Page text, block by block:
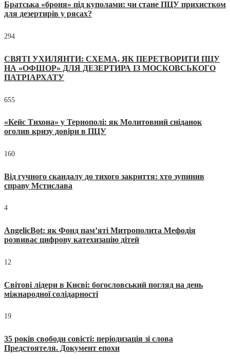
Братська «броня» під куполами: чи стане ПЦУ прихистком
для дезертирів у рясах?
294
СВЯТІ УХИЛЯНТИ: СХЕМА, ЯК ПЕРЕТВОРИТИ ПЦУ
НА «ОФШОР» ДЛЯ ДЕЗЕРТИРА ІЗ МОСКОВСЬКОГО
ПАТРІАРХАТУ
655
«Кейс Тихона» у Тернополі: як Молитовний сніданок
оголив кризу довіри в ПЦУ
160
Від гучного скандалу до тихого закриття: хто зупинив
справу Мстислава
4
AngelicBot: як Фонд пам’яті Митрополита Мефодія
розвиває цифрову катехизацію дітей
12
Світові лідери в Києві: богословський погляд на день
міжнародної солідарності
19
35 років свободи совісті: періодизація зі слова
Предстоятеля. Документ епохи